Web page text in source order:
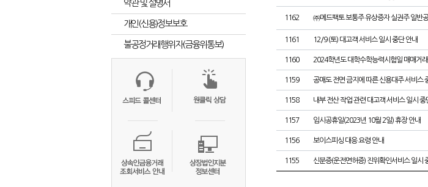
약관 및 설명서
개인(신용)정보보호
불공정거래행위자(금융위통보)
1162 ㈜메드팩토 보통주 유상증자 실권주 일반
1161 12/9 (토) 대고객 서비스 일시 중단 안내
1160 2024학년도 대학수학능력시험일 매매거
1159 공매도 전면 금지에 따른 신용대주 서비스
1158 내부 전산 작업 관련 대고객 서비스 일시
1157 임시공휴일(2023년 10월 2일) 휴장 안내
1156 보이스피싱 대응 요령 안내
1155 신분증(운전면허증) 진위확인서비스 일시